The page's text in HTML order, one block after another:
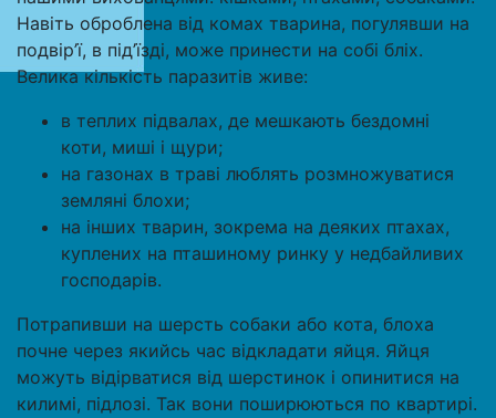
Навіть оброблена від комах тварина, погулявши на
подвір’ї, в під’їзді, може принести на собі бліх.
Велика кількість паразитів живе:
в теплих підвалах, де мешкають бездомні
коти, миші і щури;
на газонах в траві люблять розмножуватися
земляні блохи;
на інших тварин, зокрема на деяких птахах,
куплених на пташиному ринку у недбайливих
господарів.
Потрапивши на шерсть собаки або кота, блоха
почне через якийсь час відкладати яйця. Яйця
можуть відірватися від шерстинок і опинитися на
килимі, підлозі. Так вони поширюються по квартирі.